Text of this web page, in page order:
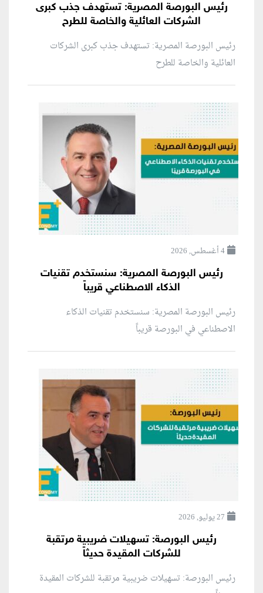
رئيس البورصة المصرية: تستهدف جذب كبرى
الشركات العائلية والخاصة للطرح
رئيس البورصة المصرية: تستهدف جذب كبرى الشركات
العائلية والخاصة للطرح
4 أغسطس, 2026
رئيس البورصة المصرية: سنستخدم تقنيات
الذكاء الاصطناعي قريباً
رئيس البورصة المصرية: سنستخدم تقنيات الذكاء
الاصطناعي في البورصة قريباً
27 يوليو, 2026
رئيس البورصة: تسهيلات ضريبية مرتقبة
للشركات المقيدة حديثاً
رئيس البورصة: تسهيلات ضريبية مرتقبة للشركات المقيدة